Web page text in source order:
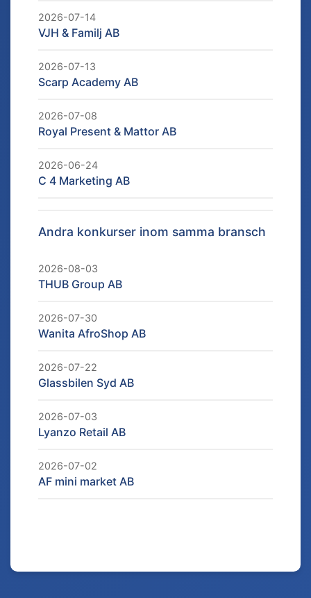
2026-07-14
VJH & Familj AB
2026-07-13
Scarp Academy AB
2026-07-08
Royal Present & Mattor AB
2026-06-24
C 4 Marketing AB
Andra konkurser inom samma bransch
2026-08-03
THUB Group AB
2026-07-30
Wanita AfroShop AB
2026-07-22
Glassbilen Syd AB
2026-07-03
Lyanzo Retail AB
2026-07-02
AF mini market AB